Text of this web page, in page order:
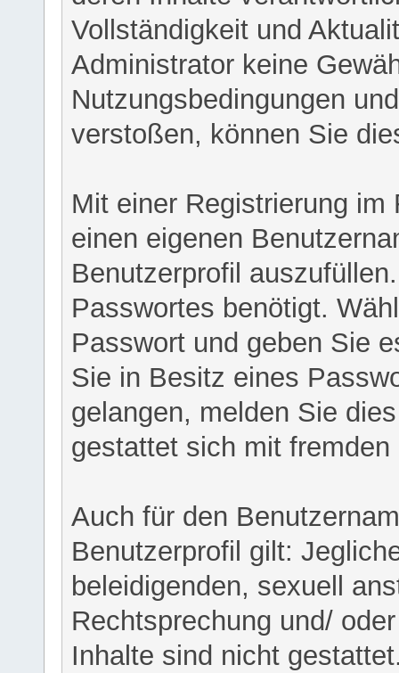
Vollständigkeit und
Administrator keine
Nutzungsbedingungen
verstoßen, können Sie
Mit einer Registrierung
einen eigenen
Benutzerprofil
Passwortes benötigt.
Passwort und geben Sie
Sie in Besitz eines
gelangen, melden Sie
gestattet sich mit
Auch für den
Benutzerprofil gilt:
beleidigenden, sexuell
Rechtsprechung und/
Inhalte sind nicht